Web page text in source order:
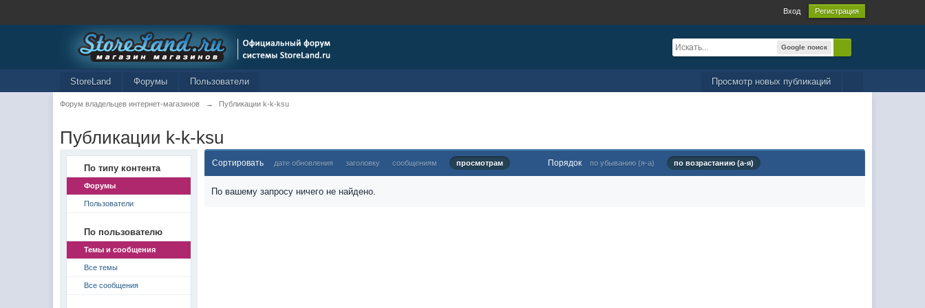
Вход Регистрация
Google поиск
Просмотр новых публикаций
StoreLand Форумы Пользователи
Форум владельцев интернет-магазинов → Публикации k-k-ksu
Публикации k-k-ksu
По типу контента
Форумы
Пользователи
По пользователю
Темы и сообщения
Все темы
Все сообщения
Сортировать дате обновления заголовку сообщениям просмотрам Порядок по убыванию (я-а) по возрастанию (а-я)
По вашему запросу ничего не найдено.